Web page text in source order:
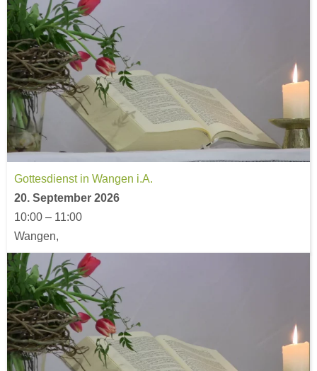
Gottesdienst in Wangen i.A.
20. September 2026
10:00 – 11:00
Wangen,